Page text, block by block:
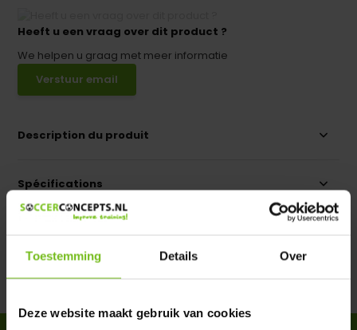
Toestemming Details Over
Deze website maakt gebruik van cookies
Heeft u een vraag over dit product ?
We helpen u graag met meer informatie
Verstuur email
Description du produit
Spécifications
Partager